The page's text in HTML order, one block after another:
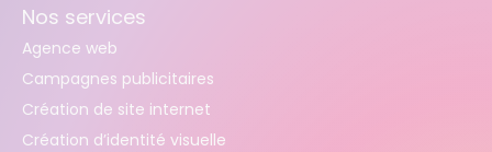
Nos services
Agence web
Campagnes publicitaires
Création de site internet
Création d’identité visuelle